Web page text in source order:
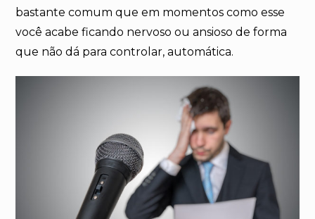
bastante comum que em momentos como esse
você acabe ficando nervoso ou ansioso de forma
que não dá para controlar, automática.